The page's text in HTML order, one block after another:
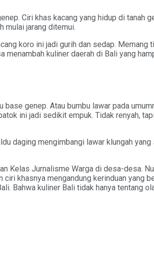
Ciri khas kacang yang hidup di tanah
mulai jarang ditemui.
koro ini jadi gurih dan sedap. Memang
menambah kuliner daerah di Bali yang
genep. Atau bumbu lawar pada
ini jadi sedikit empuk. Tidak renyah,
daging mengimbangi lawar klungah
Kelas Jurnalisme Warga di desa-desa.
khasnya mengandung kerinduan yang
Bahwa kuliner Bali tidak hanya tentang